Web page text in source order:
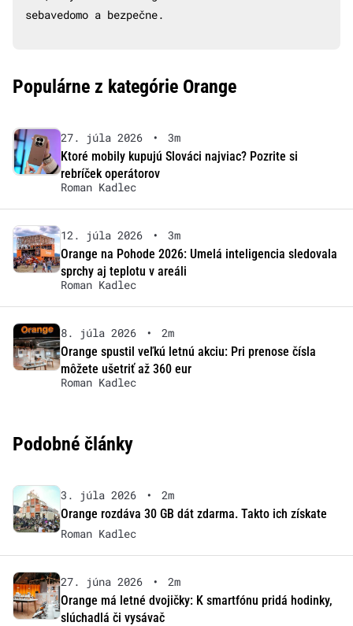
sebavedomo a bezpečne.
Populárne z kategórie Orange
27. júla 2026 •
3m
Ktoré mobily kupujú Slováci najviac? Pozrite si
rebríček operátorov
Roman Kadlec
12. júla 2026 •
3m
Orange na Pohode 2026: Umelá inteligencia sledovala
sprchy aj teplotu v areáli
Roman Kadlec
8. júla 2026 •
2m
Orange spustil veľkú letnú akciu: Pri prenose čísla
môžete ušetriť až 360 eur
Roman Kadlec
Podobné články
3. júla 2026 •
2m
Orange rozdáva 30 GB dát zdarma. Takto ich získate
Roman Kadlec
27. júna 2026 •
2m
Orange má letné dvojičky: K smartfónu pridá hodinky,
slúchadlá či vysávač